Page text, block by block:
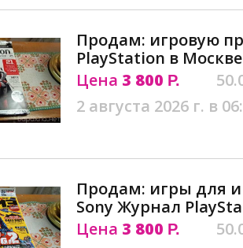
Продам: игровую
PlayStation в Москве
Цена 3 800 Р.
2 августа 2026 г. в
Продам: игры для
Sony Журнал
Цена 3 800 Р.